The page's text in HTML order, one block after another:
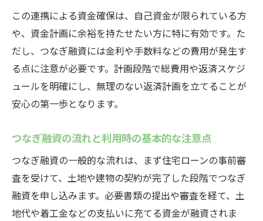
この連携による資金確保は、自己資金が限られている方
や、資金計画に余裕を持たせたい方に特に有効です。た
だし、つなぎ融資には金利や手数料などの費用が発生す
る点に注意が必要です。計画段階で総費用や返済スケジ
ュールを明確にし、無理のない返済計画を立てることが
安心の第一歩となります。
つなぎ融資の流れと利用時の基本的な注意点
つなぎ融資の一般的な流れは、まず住宅ローンの事前審
査を受けて、土地や建物の契約が完了した段階でつなぎ
融資を申し込みます。必要書類の提出や審査を経て、土
地代や着工金などの支払いに充てる資金が融資されま